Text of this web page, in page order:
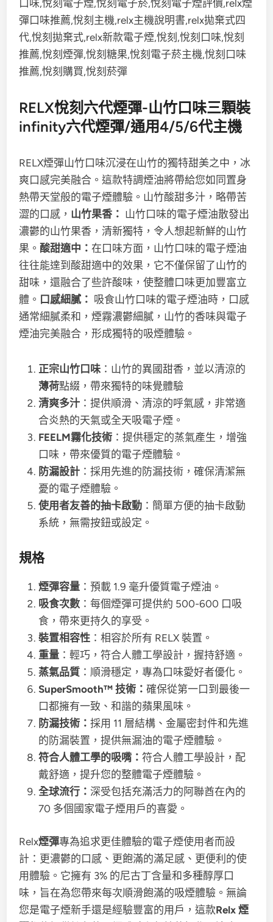
RELX悅刻六代煙彈-山竹口味三顆裝
infinity六代煙彈/通用4/5/6代主機
RELX煙彈山竹口味沉浸在山竹的獨特甜美之中，冰
爽口感完美融合。這款特調煙油將帶給您如同置身
熱帶天堂般的電子煙體驗。山竹酸甜多汁，略帶苦
澀的口感， 山竹果香： 山竹口味的電子煙油散發出
濃鬱的山竹果香，清新獨特，令人想起新鮮的山竹
果。 酸甜適中：在口味方面，山竹口味的電子煙油
往往能達到酸甜適中的效果，它不僅保留了山竹的
甜味，還融合了些許酸味，使整體口味更加豐富立
體。 口感細膩： 吸食山竹口味的電子煙油時，口感
通常細膩柔和，煙霧濃鬱細膩，山竹的香味與電子
煙油完美融合，形成獨特的吸煙體驗。
正宗山竹口味 ：山竹的異國甜香，並以清涼的
薄荷點綴，帶來獨特的味覺體驗
清爽多汁 ：提供順滑、清涼的呼氣感，非常適
合炎熱的天氣或全天吸電子煙。
FEELM霧化技術 ：提供穩定的蒸氣產生，增強
口味，帶來優質的電子煙體驗。
防漏設計 ：採用先進的防漏技術，確保清潔無
憂的電子煙體驗。
使用者友善的抽卡啟動 ：簡單方便的抽卡啟動
系統，無需按鈕或設定。
規格
煙彈容量 ：預載 1.9 毫升優質電子煙油。
吸食次數 ：每個煙彈可提供約 500-600 口吸
食，帶來更持久的享受。
裝置相容性 ：相容於所有 RELX 裝置。
重量 ：輕巧，符合人體工學設計，握持舒適。
蒸氣品質 ：順滑穩定，專為口味愛好者優化。
SuperSmooth™ 技術：確保從第一口到最後一
口都擁有一致、和諧的蘋果風味。
防漏技術：採用 11 層結構、金屬密封件和先進
的防漏裝置，提供無漏油的電子煙體驗。
符合人體工學的吸嘴：符合人體工學設計，配
戴舒適，提升您的整體電子煙體驗。
全球流行： 深受包括充滿活力的阿聯酋在內的
70 多個國家電子煙用戶的喜愛。
Relx煙彈專為追求更佳體驗的電子煙使用者而設
計：更濃鬱的口感、更飽滿的滿足感、更便利的使
用體驗。它擁有 3% 的尼古丁含量和多種醇厚口
味，旨在為您帶來每次順滑飽滿的吸煙體驗。無論
您是電子煙新手還是經驗豐富的用戶，這款Relx 煙